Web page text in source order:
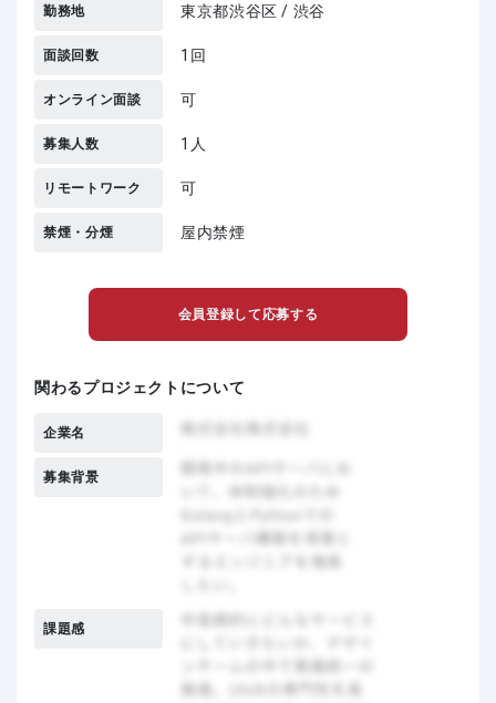
勤務地 東京都渋谷区 / 渋谷
面談回数 1回
オンライン面談 可
募集人数 1人
リモートワーク 可
禁煙・分煙 屋内禁煙
会員登録して応募する
関わるプロジェクトについて
企業名
募集背景
課題感